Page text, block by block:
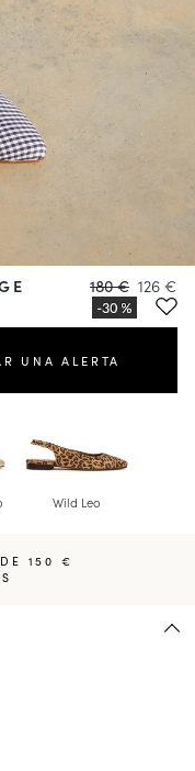
180 € 126 €
UNA ALERTA
Wild Leo
150 €